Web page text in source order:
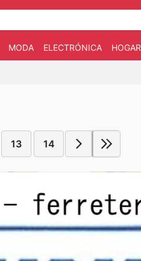
MODA ELECTRÓNICA HOGAR
13 14